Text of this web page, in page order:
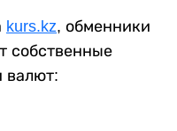
kurs.kz, обменники
собственные
валют: